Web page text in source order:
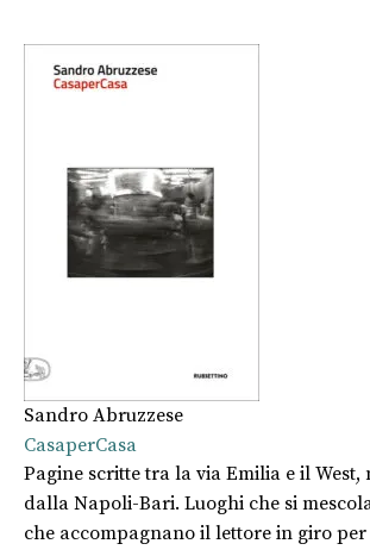
Sandro Abruzzese
CasaperCasa
Pagine scritte tra la via Emilia e il
dalla Napoli-Bari. Luoghi che si
che accompagnano il lettore in giro